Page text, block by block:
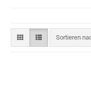
Sortieren
Sortieren